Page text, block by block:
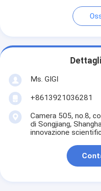
Ms. GIGI
+8613921036281
Camera 505, no.8,
di Songjiang,
innovazione